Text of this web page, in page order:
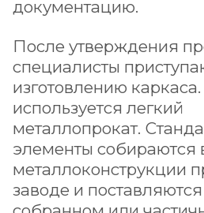
документацию.
После утверждения
специалисты
изготовлению
используется легкий
металлопрокат.
элементы собираются
металлоконструкции
заводе и